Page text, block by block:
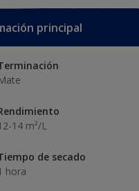
principal
14 m²/L
de secado
hora